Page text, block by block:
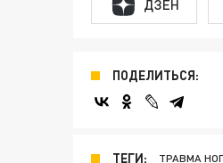
ДЗЕН
ПОДЕЛИТЬСЯ:
ТЕГИ: ТРАВМА